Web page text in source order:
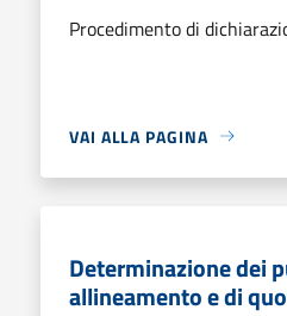
Procedimento di
VAI ALLA PAGINA
Determinazione dei
allineamento e di